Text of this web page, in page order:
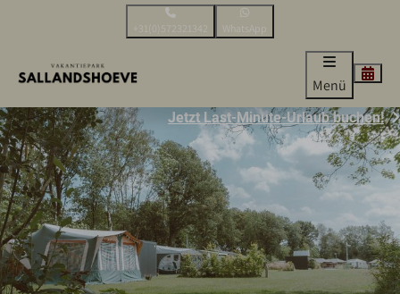
+31(0)572321342 WhatsApp
Menü
Jetzt Last-Minute-Urlaub buchen!